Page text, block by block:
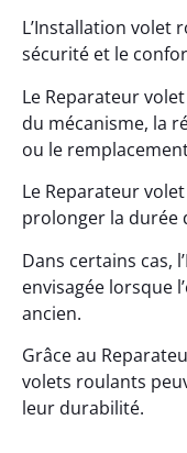
L’Installation volet
sécurité et le
Le Reparateur
du mécanisme, la
ou le
Le Reparateur
prolonger la durée
Dans certains cas,
envisagée lorsque
ancien.
Grâce au
volets roulants
leur durabilité.